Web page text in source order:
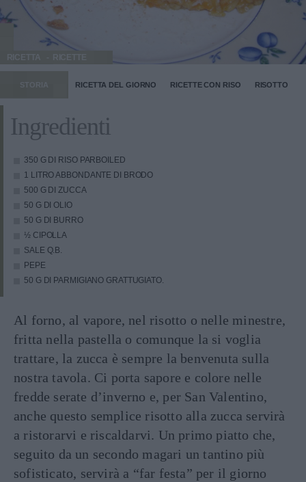
RICETTA
STORIA RICETTA DEL GIORNO RICETTE CON RISO RISOTTO
Ingredienti
350 G DI RISO PARBOILED
1 LITRO ABBONDANTE DI BRODO
500 G DI ZUCCA
50 G DI OLIO
50 G DI BURRO
½ CIPOLLA
SALE Q.B.
PEPE
50 G DI PARMIGIANO GRATTUGIATO.
Al forno, al vapore, nel risotto o nelle minestre,
fritta nella pastella o comunque la si voglia
trattare, la zucca è sempre la benvenuta sulla
nostra tavola. Ci porta sapore e colore nelle
fredde serate d’inverno e, per San Valentino,
anche questo semplice risotto alla zucca servirà
a ristorarvi e riscaldarvi. Un primo piatto che,
seguito da un secondo magari un tantino più
sofisticato, servirà a “far festa” per il giorno